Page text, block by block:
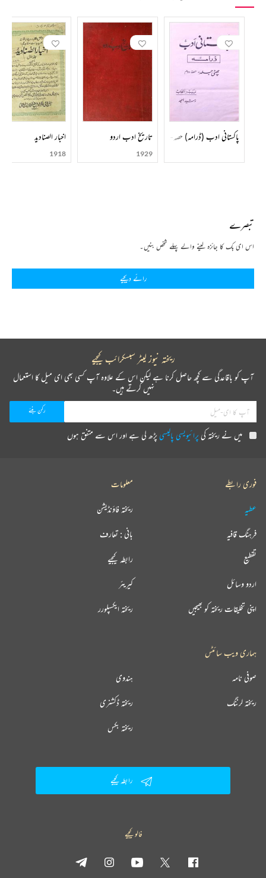
پاکستانی ادب (ڈرامہ) حصہ-002 تاریخ ادب اردو
1929
اخبار الصنادید
1918
تبصرے
اس ای بک کا جائزہ لینے والے پہلے شخص بنیں۔
رائے دیجیے
ریختہ نیوز لیٹر سبسکرائب کیجیے
آپ کو باقاعدگی سے کچھ حاصل کرنا ہے لیکن اس کے علاوہ آپ کسی بھی ای میل کا استعمال
نہیں کرتے ہیں۔
میں نے ریختہ کیپرائیویسی پالیسیپڑھ لی ہے اور اس سے متفق ہوں
فوری رابطے
عطیہ
فرہنگ قافیہ
تقطیع
اردو وسائل
اپنی تخلیقات ریختہ کو بھیجیں
معلومات
ریختہ فاؤنڈیشن
بانی : تعارف
رابطہ کیجیے
کیریئر
ریختہ ایکسپلورر
ہماری ویب سائٹس
ہندوی صوفی نامہ
ریختہ ڈکشنری ریختہ لرننگ
ریختہ بکس
رابطہ کیجیے
فالو کیجیے